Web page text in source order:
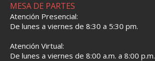
MESA DE PARTES
Atención Presencial:
De lunes a viernes de 8:30 a 5:30 pm.
Atención Virtual:
De lunes a viernes de 8:00 a.m. a 8:00 p.m.